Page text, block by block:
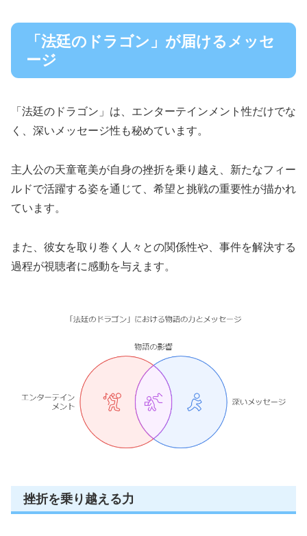
「法廷のドラゴン」が届けるメッセ
ージ
「法廷のドラゴン」は、エンターテインメント性だけでな
く、深いメッセージ性も秘めています。
主人公の天童竜美が自身の挫折を乗り越え、新たなフィー
ルドで活躍する姿を通じて、希望と挑戦の重要性が描かれ
ています。
また、彼女を取り巻く人々との関係性や、事件を解決する
過程が視聴者に感動を与えます。
挫折を乗り越える力